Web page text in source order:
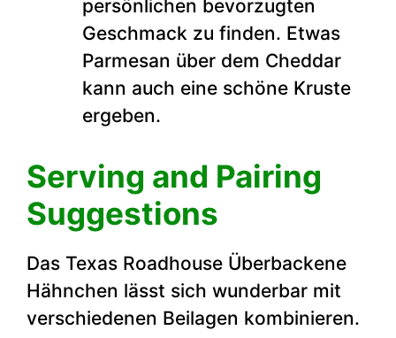
persönlichen bevorzugten
Geschmack zu finden. Etwas
Parmesan über dem Cheddar
kann auch eine schöne Kruste
ergeben.
Serving and Pairing
Suggestions
Das Texas Roadhouse Überbackene
Hähnchen lässt sich wunderbar mit
verschiedenen Beilagen kombinieren.